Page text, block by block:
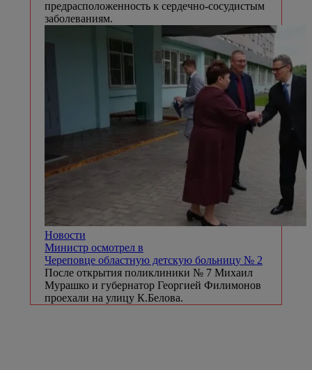
предрасположенность к сердечно-сосудистым
заболеваниям.
Новости
Министр осмотрел в
Череповце областную детскую больницу № 2
После открытия поликлиники № 7 Михаил
Мурашко и губернатор Георгией Филимонов
проехали на улицу К.Белова.